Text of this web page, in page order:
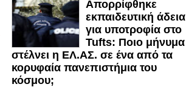
Απορρίφθηκε
εκπαιδευτική άδεια
για υποτροφία στο
Tufts: Ποιο μήνυμα
στέλνει η ΕΛ.ΑΣ. σε ένα από τα
κορυφαία πανεπιστήμια του
κόσμου;